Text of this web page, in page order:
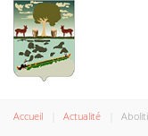
Accueil Actualité